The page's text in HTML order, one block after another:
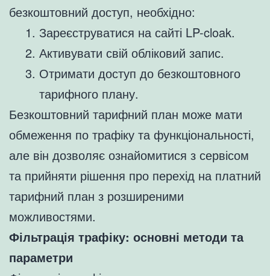
безкоштовний доступ, необхідно:
Зареєструватися на сайті LP-cloak.
Активувати свій обліковий запис.
Отримати доступ до безкоштовного
тарифного плану.
Безкоштовний тарифний план може мати
обмеження по трафіку та функціональності,
але він дозволяє ознайомитися з сервісом
та прийняти рішення про перехід на платний
тарифний план з розширеними
можливостями.
Фільтрація трафіку: основні методи та
параметри